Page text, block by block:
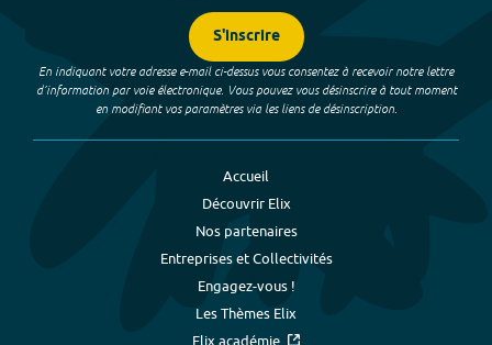
S'inscrire
En indiquant votre adresse e-mail ci-dessus vous consentez à recevoir notre lettre
d’information par voie électronique. Vous pouvez vous désinscrire à tout moment
en modifiant vos paramètres via les liens de désinscription.
Accueil
Découvrir Elix
Nos partenaires
Entreprises et Collectivités
Engagez-vous !
Les Thèmes Elix
Elix académie